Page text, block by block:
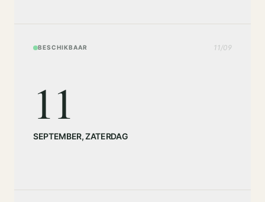
BESCHIKBAAR 11/09
11
SEPTEMBER,ZATERDAG